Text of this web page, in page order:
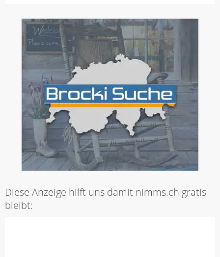
Diese Anzeige hilft uns damit nimms.ch gratis
bleibt: